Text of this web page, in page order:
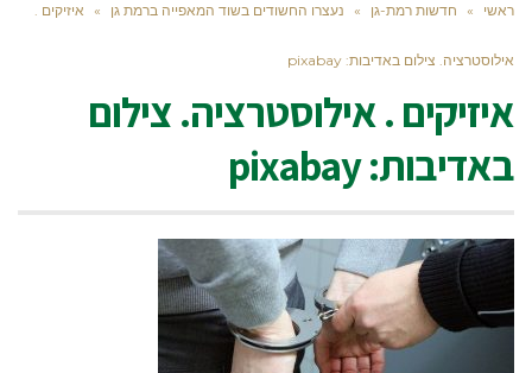
ראשי » חדשות רמת-גן » נעצרו החשודים בשוד המאפייה ברמת גן » איזיקים .
אילוסטרציה. צילום באדיבות: pixabay
איזיקים . אילוסטרציה. צילום
באדיבות: pixabay